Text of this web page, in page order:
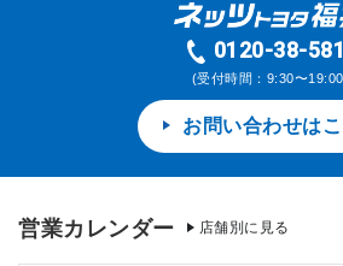
0120-38-
(受付時間：9:30〜
お問い合わせは
営業カレンダー 店舗別に見る